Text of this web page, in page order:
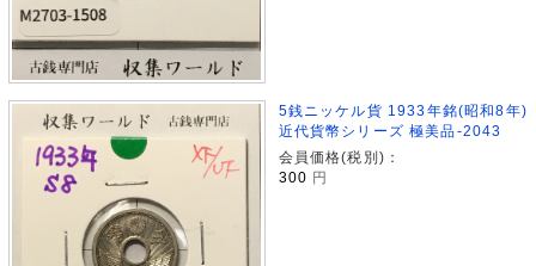
5銭ニッケル貨 1933年銘(昭和8年)
近代貨幣シリーズ 極美品-2043
会員価格(税別)：
300 円